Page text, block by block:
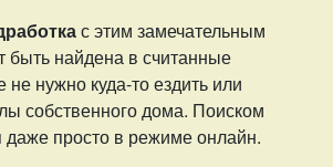
с этим замечательным
быть найдена в считанные
нужно куда-то ездить или
собственного дома. Поиском
даже просто в режиме онлайн.